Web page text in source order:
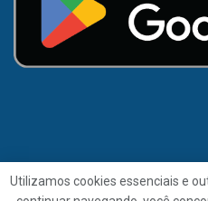
Utilizamos cookies essenciais e